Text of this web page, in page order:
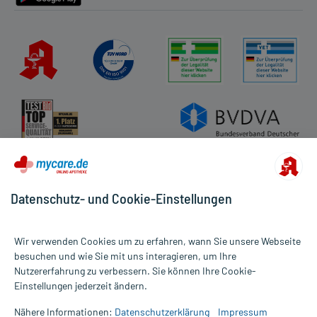
Alle Preise gelten inkl. MwSt., ggf. zzgl. Versandkosten
Informationen auf dieser Website werden ausschließlich für
Datenschutz- und Cookie-Einstellungen
Wir verwenden Cookies um zu erfahren, wann Sie unsere Webseite
besuchen und wie Sie mit uns interagieren, um Ihre
Nutzererfahrung zu verbessern. Sie können Ihre Cookie-
Einstellungen jederzeit ändern.
Nähere Informationen: Datenschutzerklärung Impressum